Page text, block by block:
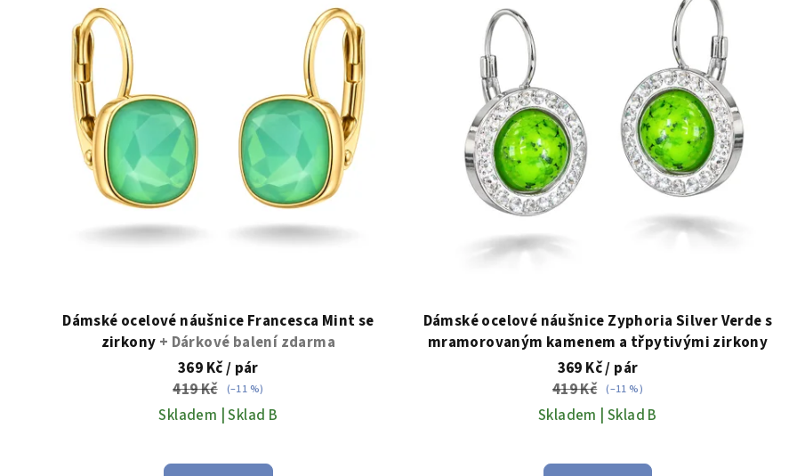
Dámské ocelové náušnice Francesca Mint se
zirkony + Dárkové balení zdarma
369 Kč/ pár
419 Kč
(–11 %)
Skladem | Sklad B
Dámské ocelové náušnice Zyphoria Silver Verde s
mramorovaným kamenem a třpytivými zirkony
369 Kč/ pár
419 Kč (–11 %)
Skladem | Sklad B